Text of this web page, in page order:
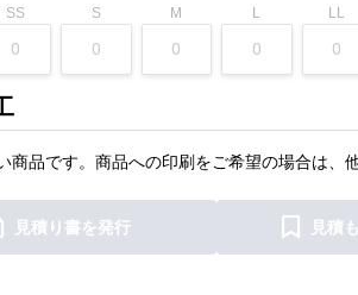
SS S M L LL
商品です。商品への印刷をご希望の場合は、
見積り書を発行 見積